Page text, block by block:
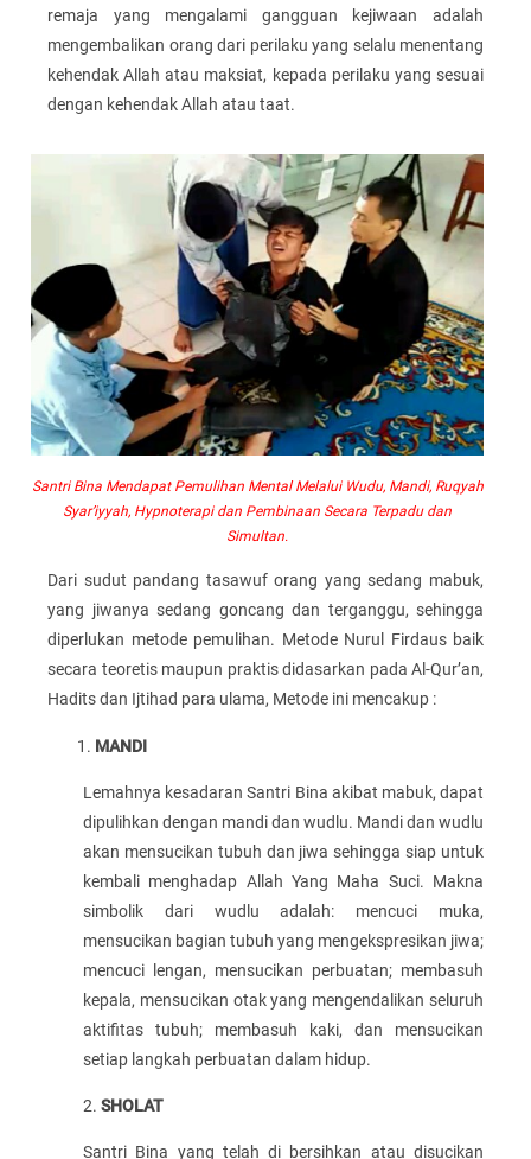
remaja yang mengalami gangguan kejiwaan adalah
mengembalikan orang dari perilaku yang selalu menentang
kehendak Allah atau maksiat, kepada perilaku yang sesuai
dengan kehendak Allah atau taat.
Santri Bina Mendapat Pemulihan Mental Melalui Wudu, Mandi, Ruqyah
Syar’iyyah, Hypnoterapi dan Pembinaan Secara Terpadu dan
Simultan.
Dari sudut pandang tasawuf orang yang sedang mabuk,
yang jiwanya sedang goncang dan terganggu, sehingga
diperlukan metode pemulihan. Metode Nurul Firdaus baik
secara teoretis maupun praktis didasarkan pada Al-Qur’an,
Hadits dan Ijtihad para ulama, Metode ini mencakup :
MANDI
Lemahnya kesadaran Santri Bina akibat mabuk, dapat
dipulihkan dengan mandi dan wudlu. Mandi dan wudlu
akan mensucikan tubuh dan jiwa sehingga siap untuk
kembali menghadap Allah Yang Maha Suci. Makna
simbolik dari wudlu adalah: mencuci muka,
mensucikan bagian tubuh yang mengekspresikan jiwa;
mencuci lengan, mensucikan perbuatan; membasuh
kepala, mensucikan otak yang mengendalikan seluruh
aktifitas tubuh; membasuh kaki, dan mensucikan
setiap langkah perbuatan dalam hidup.
2. SHOLAT
Santri Bina yang telah di bersihkan atau disucikan